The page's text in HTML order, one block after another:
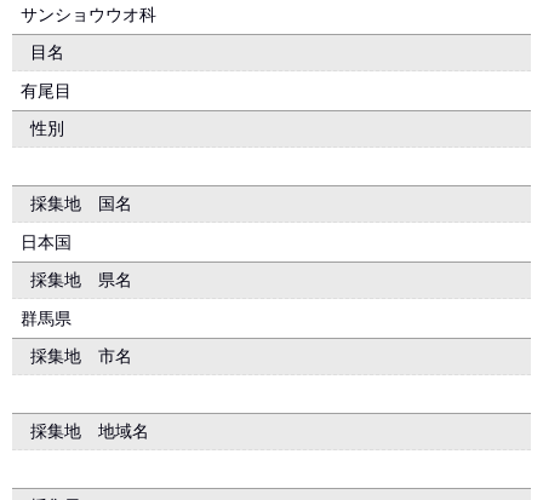
サンショウウオ科
目名
有尾目
性別
採集地 国名
日本国
採集地 県名
群馬県
採集地 市名
採集地 地域名